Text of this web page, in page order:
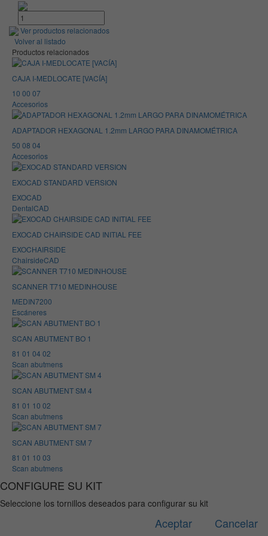
Ver productos relacionados
Volver al listado
Productos relacionados
CAJA I-MEDLOCATE [VACÍA]
10 00 07
Accesorios
ADAPTADOR HEXAGONAL 1.2mm LARGO PARA DINAMOMÉTRICA
50 08 04
Accesorios
EXOCAD STANDARD VERSION
EXOCAD
DentalCAD
EXOCAD CHAIRSIDE CAD INITIAL FEE
EXOCHAIRSIDE
ChairsideCAD
SCANNER T710 MEDINHOUSE
MEDIN7200
Escáneres
SCAN ABUTMENT BO 1
81 01 04 02
Scan abutmens
SCAN ABUTMENT SM 4
81 01 10 02
Scan abutmens
SCAN ABUTMENT SM 7
81 01 10 03
Scan abutmens
CONFIGURE SU KIT
Seleccione los tornillos deseados para configurar su kit
Aceptar Cancelar